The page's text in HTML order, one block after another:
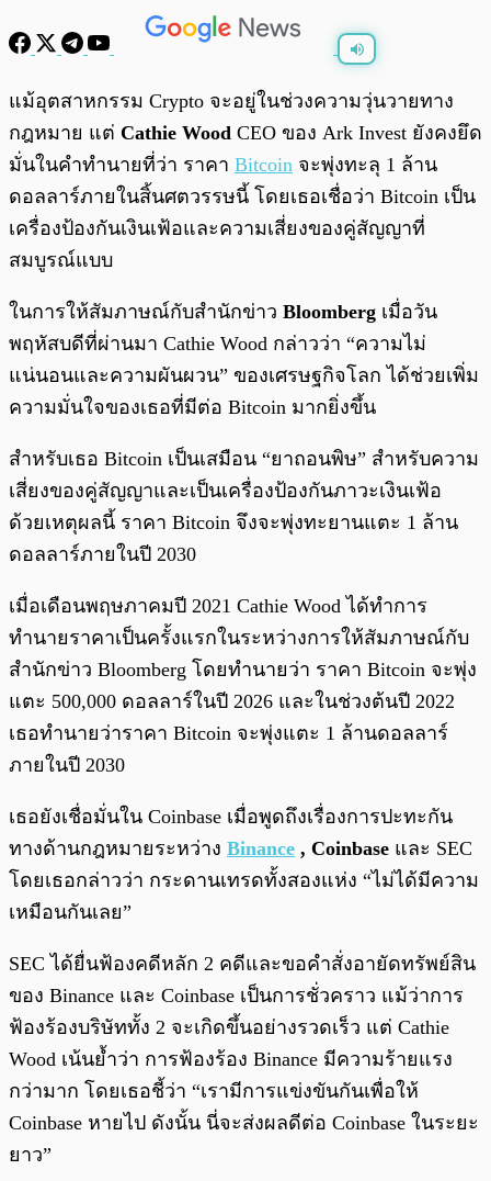
0:00
แม้อุตสาหกรรม Crypto จะอยู่ในช่วงความวุ่นวายทาง
กฎหมาย แต่ Cathie Wood CEO ของ Ark Invest ยังคงยึด
มั่นในคำทำนายที่ว่า ราคา Bitcoin จะพุ่งทะลุ 1 ล้าน
ดอลลาร์ภายในสิ้นศตวรรษนี้ โดยเธอเชื่อว่า Bitcoin เป็น
เครื่องป้องกันเงินเฟ้อและความเสี่ยงของคู่สัญญาที่
สมบูรณ์แบบ
ในการให้สัมภาษณ์กับสำนักข่าว Bloomberg เมื่อวัน
พฤหัสบดีที่ผ่านมา Cathie Wood กล่าวว่า “ความไม่
แน่นอนและความผันผวน” ของเศรษฐกิจโลก ได้ช่วยเพิ่ม
ความมั่นใจของเธอที่มีต่อ Bitcoin มากยิ่งขึ้น
สำหรับเธอ Bitcoin เป็นเสมือน “ยาถอนพิษ” สำหรับความ
เสี่ยงของคู่สัญญาและเป็นเครื่องป้องกันภาวะเงินเฟ้อ
ด้วยเหตุผลนี้ ราคา Bitcoin จึงจะพุ่งทะยานแตะ 1 ล้าน
ดอลลาร์ภายในปี 2030
เมื่อเดือนพฤษภาคมปี 2021 Cathie Wood ได้ทำการ
ทำนายราคาเป็นครั้งแรกในระหว่างการให้สัมภาษณ์กับ
สำนักข่าว Bloomberg โดยทำนายว่า ราคา Bitcoin จะพุ่ง
แตะ 500,000 ดอลลาร์ในปี 2026 และในช่วงต้นปี 2022
เธอทำนายว่าราคา Bitcoin จะพุ่งแตะ 1 ล้านดอลลาร์
ภายในปี 2030
เธอยังเชื่อมั่นใน Coinbase เมื่อพูดถึงเรื่องการปะทะกัน
ทางด้านกฎหมายระหว่าง Binance , Coinbase และ SEC
โดยเธอกล่าวว่า กระดานเทรดทั้งสองแห่ง “ไม่ได้มีความ
เหมือนกันเลย”
SEC ได้ยื่นฟ้องคดีหลัก 2 คดีและขอคำสั่งอายัดทรัพย์สิน
ของ Binance และ Coinbase เป็นการชั่วคราว แม้ว่าการ
ฟ้องร้องบริษัททั้ง 2 จะเกิดขึ้นอย่างรวดเร็ว แต่ Cathie
Wood เน้นย้ำว่า การฟ้องร้อง Binance มีความร้ายแรง
กว่ามาก โดยเธอชี้ว่า “เรามีการแข่งขันกันเพื่อให้
Coinbase หายไป ดังนั้น นี่จะส่งผลดีต่อ Coinbase ในระยะ
ยาว”